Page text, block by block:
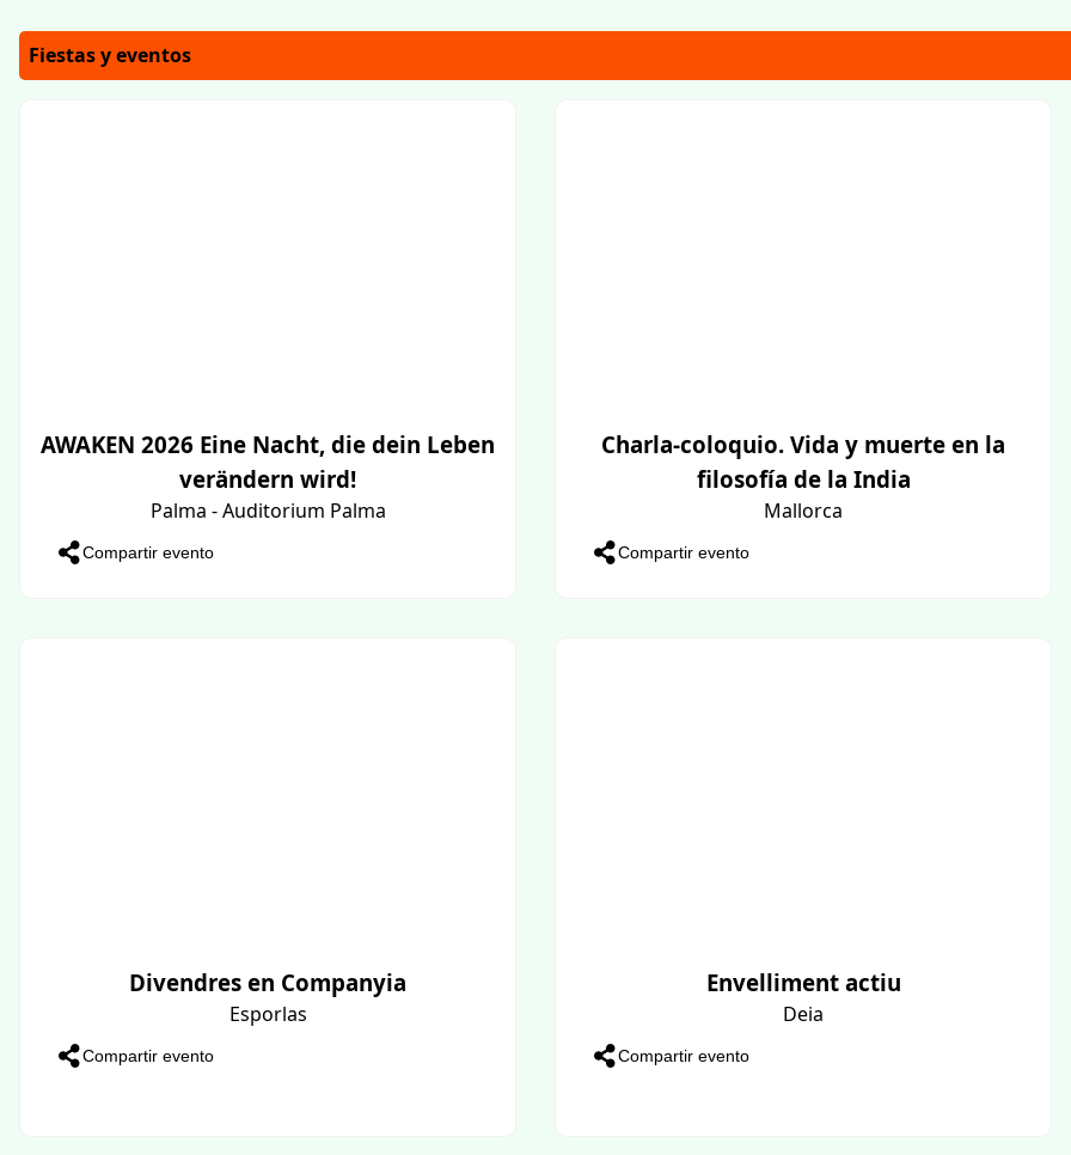
Fiestas y eventos
AWAKEN 2026 Eine Nacht, die dein Leben
verändern wird!
Palma - Auditorium Palma
Compartir evento
Charla-coloquio. Vida y muerte en la
filosofía de la India
Mallorca
Compartir evento
Divendres en Companyia
Esporlas
Compartir evento
Envelliment actiu
Deia
Compartir evento